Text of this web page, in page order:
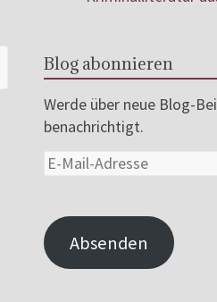
Blog abonnieren
Werde über neue Blog-
benachrichtigt.
Absenden